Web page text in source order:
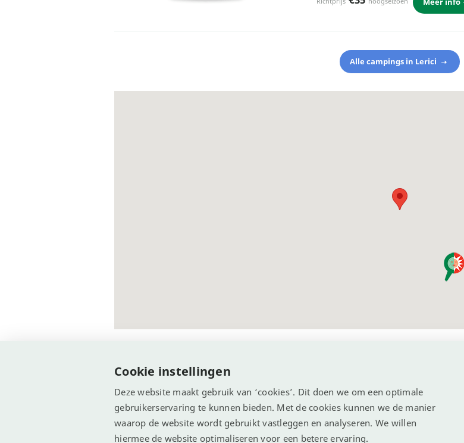
Alle campings in Lerici
© Recreatie Media 2026 Cookie-instellingen Algemene voorwaarden Contact Reserveren
Cookie instellingen
Deze website maakt gebruik van ‘cookies’. Dit doen we om een optimale
gebruikerservaring te kunnen bieden. Met de cookies kunnen we de manier
waarop de website wordt gebruikt vastleggen en analyseren. We willen
hiermee de website optimaliseren voor een betere ervaring.